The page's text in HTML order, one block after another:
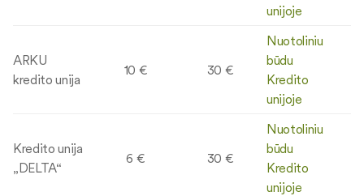
unijoje
ARKU
kredito unija
10 € 30 €
Nuotoliniu
būdu
Kredito
unijoje
Kredito unija
„DELTA“
6 € 30 €
Nuotoliniu
būdu
Kredito
unijoje